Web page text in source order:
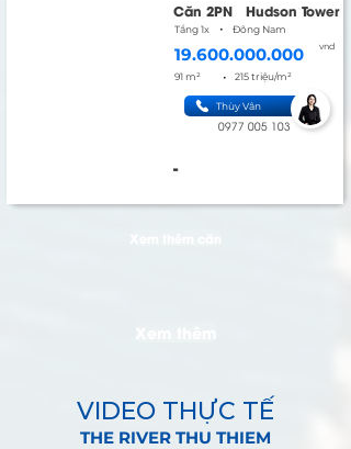
Căn 2PN Hudson Tower
Tầng 1x • Đông Nam
19.600.000.000 vnd
91 m² • 215 triệu/m²
Thùy Vân
0977 005 103
-
VIDEO THỰC TẾ
THE RIVER THU THIEM